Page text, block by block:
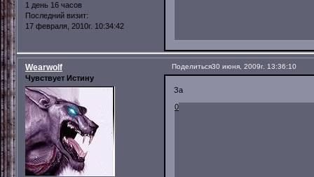
1 день 16 часов
Последний визит:
17 февраля, 2010г. 10:34:42
Поделиться30 июня, 2009г. 13:36:10
Wearwolf
Чувствует Истину
За
0